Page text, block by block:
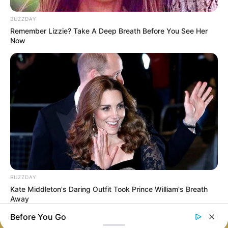
TORPEDO-2
PENGIRIMAN MK48
TERTUNDA, TAIWAN
TERPAKSA
‘PASRAH’
ANDALKAN
TORPEDO SUT
JERMAN BERUSIA
40 TAHUN
MEMASUKI FASE
AKHIR PENGUJIAN,
PUTIN TEGASKAN
TORPEDO NUKLIR
POSEIDON SEGERA
SIAGA TEMPUR
SISTEM PNEUMATIC
KAPAL SELAM
SCORPENE CLASS
LUNCURKAN
TORPEDO TANPA
JEJAK AKUSTIK
BUZZDAY
Remember Lizzie? Take A Deep Breath Before You See Her
Now
BUZZDAY
Kate Middleton's Daring Outfit Took Prince William's Breath
Away
Before You Go